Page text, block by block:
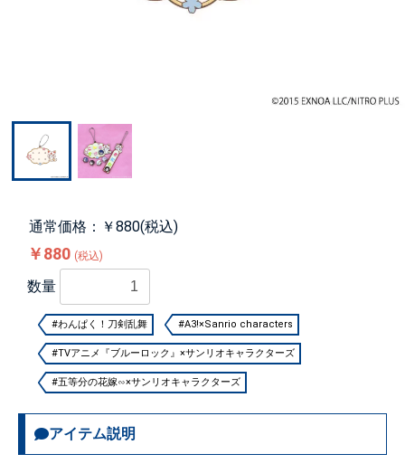
通常価格：￥880(税込)
￥880 (税込)
数量
#わんぱく！刀剣乱舞 #A3!×Sanrio characters
#TVアニメ『ブルーロック』×サンリオキャラクターズ
#五等分の花嫁∽×サンリオキャラクターズ
アイテム説明